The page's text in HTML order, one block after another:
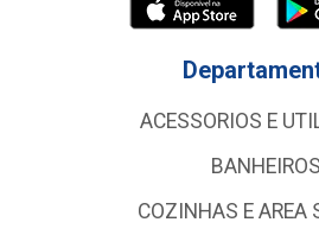
ACESSORIOS E
BANHEIROS
COZINHAS E AREA